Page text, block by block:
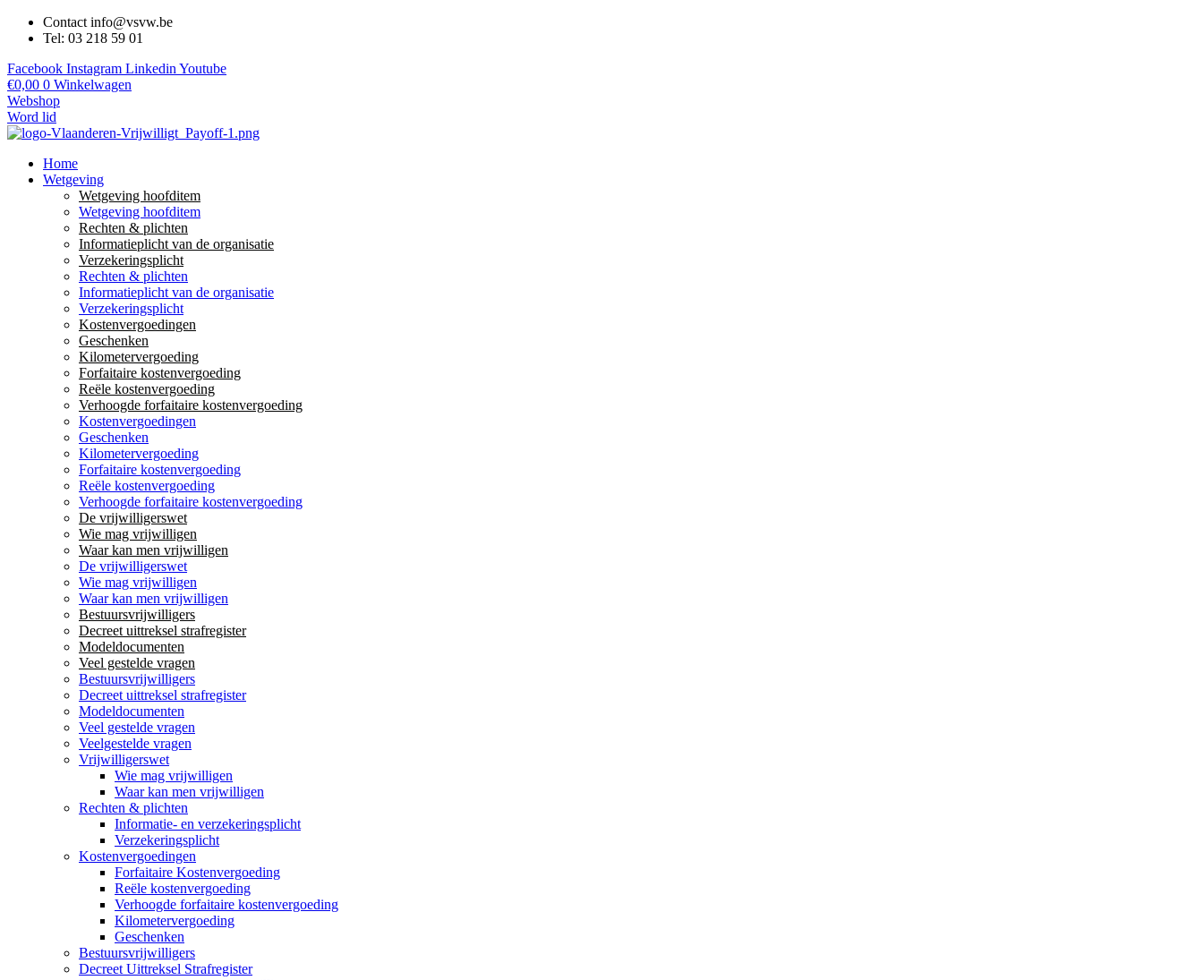
Contact info@vsvw.be
Tel: 03 218 59 01
Facebook Instagram Linkedin Youtube
€0,00 0 Winkelwagen
Webshop
Word lid
Home
Wetgeving
Wetgeving hoofditem
Wetgeving hoofditem
Rechten & plichten
Informatieplicht van de organisatie
Verzekeringsplicht
Rechten & plichten
Informatieplicht van de organisatie
Verzekeringsplicht
Kostenvergoedingen
Geschenken
Kilometervergoeding
Forfaitaire kostenvergoeding
Reële kostenvergoeding
Verhoogde forfaitaire kostenvergoeding
Kostenvergoedingen
Geschenken
Kilometervergoeding
Forfaitaire kostenvergoeding
Reële kostenvergoeding
Verhoogde forfaitaire kostenvergoeding
De vrijwilligerswet
Wie mag vrijwilligen
Waar kan men vrijwilligen
De vrijwilligerswet
Wie mag vrijwilligen
Waar kan men vrijwilligen
Bestuursvrijwilligers
Decreet uittreksel strafregister
Modeldocumenten
Veel gestelde vragen
Bestuursvrijwilligers
Decreet uittreksel strafregister
Modeldocumenten
Veel gestelde vragen
Veelgestelde vragen
Vrijwilligerswet
Wie mag vrijwilligen
Waar kan men vrijwilligen
Rechten & plichten
Informatie- en verzekeringsplicht
Verzekeringsplicht
Kostenvergoedingen
Forfaitaire Kostenvergoeding
Reële kostenvergoeding
Verhoogde forfaitaire kostenvergoeding
Kilometervergoeding
Geschenken
Bestuursvrijwilligers
Decreet Uittreksel Strafregister